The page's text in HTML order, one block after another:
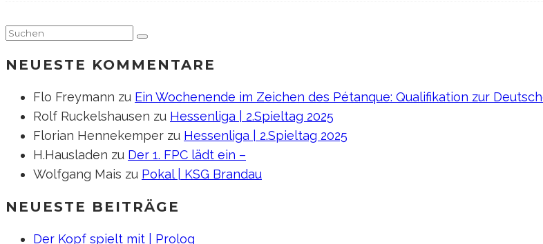
NEUESTE KOMMENTARE
Flo Freymann zu Ein Wochenende im Zeichen des Pétanque: Qualifikation zur
Rolf Ruckelshausen zu Hessenliga | 2.Spieltag 2025
Florian Hennekemper zu Hessenliga | 2.Spieltag 2025
H.Hausladen zu Der 1. FPC lädt ein –
Wolfgang Mais zu Pokal | KSG Brandau
NEUESTE BEITRÄGE
Der Kopf spielt mit | Prolog